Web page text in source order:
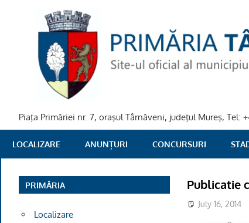
PRIMARIA
TARNAVENI
Piaţa Primăriei nr. 7, oraşul Târnăveni, judeţul Mureş,
LOCALIZARE ANUNȚURI CONCURSURI
Publicatie
July 16, 2014
PRIMĂRIA
Localizare